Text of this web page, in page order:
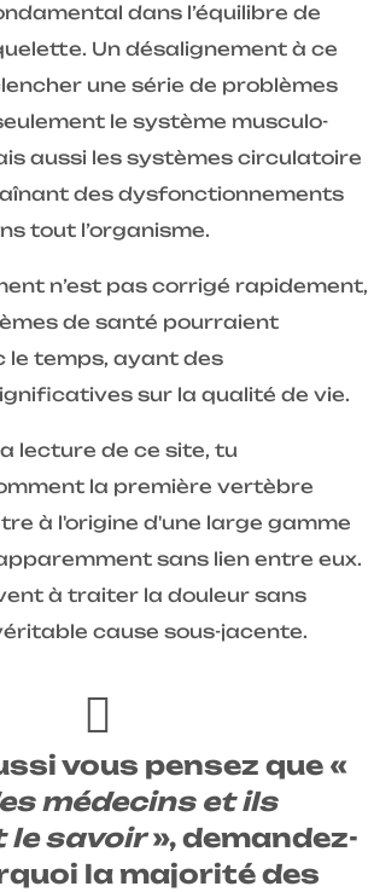
dans l’équilibre de
Un désalignement à ce
une série de problèmes
le système musculo-
aussi les systèmes circulatoire
des dysfonctionnements
tout l’organisme.
n’est pas corrigé rapidement,
de santé pourraient
temps, ayant des
sur la qualité de vie.
lecture de ce site, tu
la première vertèbre
à l'origine d'une large gamme
sans lien entre eux.
à traiter la douleur sans
cause sous-jacente.
vous pensez que «
médecins et ils
le savoir», demandez-
la majorité des